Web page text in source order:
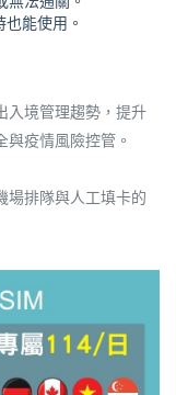
能使用。
入境管理趨勢，提升
疫情風險控管。
場排隊與人工填卡的